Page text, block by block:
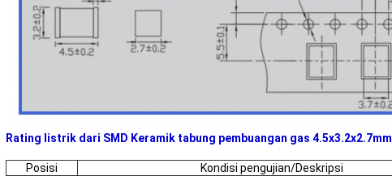
Rating listrik dari SMD Keramik tabung pembuangan gas 4.5x3.2x2.7mm
Posisi Kondisi pengujian/Deskripsi